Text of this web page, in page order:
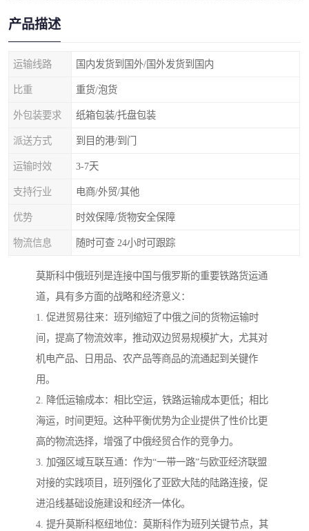
产品描述
运输线路 国内发货到国外/国外发货到国内
比重 重货/泡货
外包装要求 纸箱包装/托盘包装
派送方式 到目的港/到门
运输时效 3-7天
支持行业 电商/外贸/其他
优势 时效保障/货物安全保障
物流信息 随时可查 24小时可跟踪
莫斯科中俄班列是连接中国与俄罗斯的重要铁路货运通
道，具有多方面的战略和经济意义：
1. 促进贸易往来：班列缩短了中俄之间的货物运输时
间，提高了物流效率，推动双边贸易规模扩大，尤其对
机电产品、日用品、农产品等商品的流通起到关键作
用。
2. 降低运输成本：相比空运，铁路运输成本更低；相比
海运，时间更短。这种平衡优势为企业提供了性价比更
高的物流选择，增强了中俄经贸合作的竞争力。
3. 加强区域互联互通：作为“一带一路”与欧亚经济联盟
对接的实践项目，班列强化了亚欧大陆的陆路连接，促
进沿线基础设施建设和经济一体化。
4. 提升莫斯科枢纽地位：莫斯科作为班列关键节点，其